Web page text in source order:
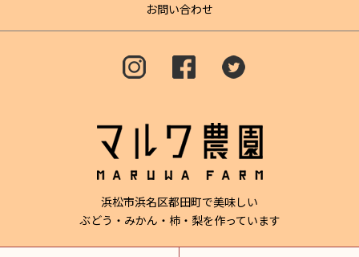
お問い合わせ
浜松市浜名区都田町で美味しい
ぶどう・みかん・柿・梨を作っています